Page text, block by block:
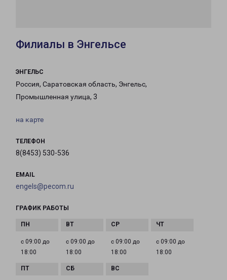
Филиалы в Энгельсе
ЭНГЕЛЬС
Россия, Саратовская область, Энгельс,
Промышленная улица, 3
на карте
ТЕЛЕФОН
8(8453) 530-536
EMAIL
engels@pecom.ru
ГРАФИК РАБОТЫ
с 09:00 до
18:00
с 09:00 до
18:00
с 09:00 до
18:00
с 09:00 до
18:00